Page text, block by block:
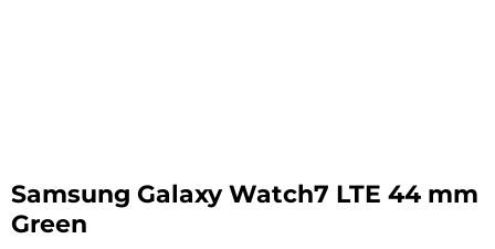
Samsung Galaxy Watch7 LTE 44 mm
Green